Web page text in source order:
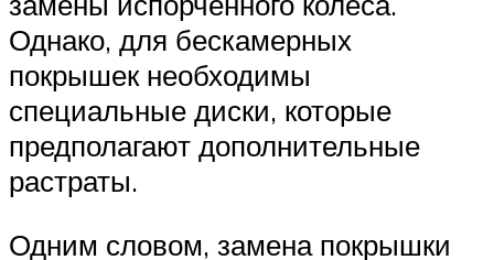
Однако, для бескамерных
покрышек необходимы
специальные диски, которые
предполагают дополнительные
растраты.
Одним словом, замена покрышки